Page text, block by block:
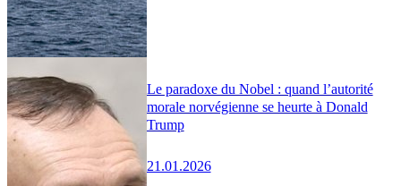
Le paradoxe du Nobel : quand l’autorité
morale norvégienne se heurte à Donald
Trump
21.01.2026